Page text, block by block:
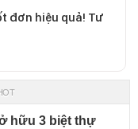
đơn hiệu quả! Tư
hữu 3 biệt thự